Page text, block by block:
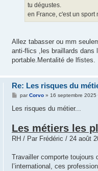
tu dégustes.
en France, c'est un sport
Allez tabasser ou mm
anti-flics ,les braillards dans
portable.Mentalité de lfistes.
Re: Les risques du
M
s
g
e
parCorvo» 16 septembre 2025
Les risques du métier...
Les métiers les
RH / Par Frédéric / 24 août
Travailler comporte toujours
l’international, ces